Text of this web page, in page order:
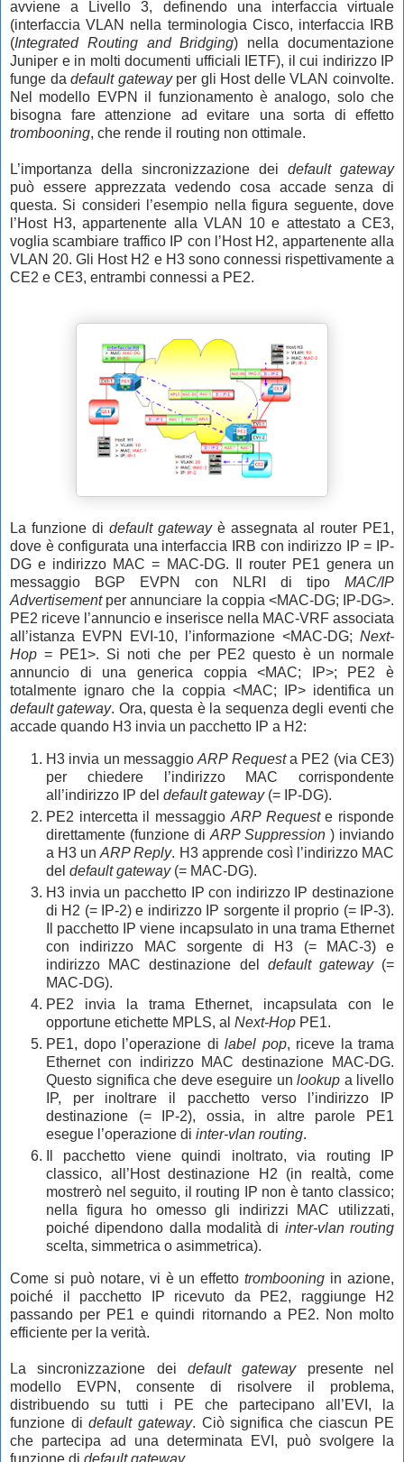
avviene a Livello 3, definendo una interfaccia virtuale
(interfaccia VLAN nella terminologia Cisco, interfaccia IRB
(Integrated Routing and Bridging) nella documentazione
Juniper e in molti documenti ufficiali IETF), il cui indirizzo IP
funge dadefault gatewayper gli Host delle VLAN coinvolte.
Nel modello EVPN il funzionamento è analogo, solo che
bisogna fare attenzione ad evitare una sorta di effetto
trombooning, che rende il routing non ottimale.
L’importanza della sincronizzazione dei default gateway
può essere apprezzata vedendo cosa accade senza di
questa. Si consideri l’esempio nella figura seguente, dove
l’Host H3, appartenente alla VLAN 10 e attestato a CE3,
voglia scambiare traffico IP con l’Host H2, appartenente alla
VLAN 20. Gli Host H2 e H3 sono connessi rispettivamente a
CE2 e CE3, entrambi connessi a PE2.
La funzione di default gatewayè assegnata al router PE1,
dove è configurata una interfaccia IRB con indirizzo IP = IP-
DG e indirizzo MAC = MAC-DG. Il router PE1 genera un
messaggio BGP EVPN con NLRI di tipo MAC/IP
Advertisementper annunciare la coppia <MAC-DG; IP-DG>.
PE2 riceve l’annuncio e inserisce nella MAC-VRF associata
all’istanza EVPN EVI-10, l’informazione <MAC-DG; Next-
Hop = PE1>. Si noti che per PE2 questo è un normale
annuncio di una generica coppia <MAC; IP>; PE2 è
totalmente ignaro che la coppia <MAC; IP> identifica un
default gateway. Ora, questa è la sequenza degli eventi che
accade quando H3 invia un pacchetto IP a H2:
H3 invia un messaggioARP Requesta PE2 (via CE3)
per chiedere l’indirizzo MAC corrispondente
all’indirizzo IP del default gateway(= IP-DG).
PE2 intercetta il messaggio ARP Requeste risponde
direttamente (funzione di ARPSuppression) inviando
a H3 unARP Reply. H3 apprende così l’indirizzo MAC
del default gateway (= MAC-DG).
H3 invia un pacchetto IP con indirizzo IP destinazione
di H2 (= IP-2) e indirizzo IP sorgente il proprio (= IP-3).
Il pacchetto IP viene incapsulato in una trama Ethernet
con indirizzo MAC sorgente di H3 (= MAC-3) e
indirizzo MAC destinazione del default gateway(=
MAC-DG).
PE2 invia la trama Ethernet, incapsulata con le
opportune etichette MPLS, al Next-Hop PE1.
PE1, dopo l’operazione di label pop, riceve la trama
Ethernet con indirizzo MAC destinazione MAC-DG.
Questo significa che deve eseguire un lookup a livello
IP, per inoltrare il pacchetto verso l’indirizzo IP
destinazione (= IP-2), ossia, in altre parole PE1
esegue l’operazione di inter-vlan routing.
Il pacchetto viene quindi inoltrato, via routing IP
classico, all’Host destinazione H2 (in realtà, come
mostrerò nel seguito, il routing IP non è tanto classico;
nella figura ho omesso gli indirizzi MAC utilizzati,
poiché dipendono dalla modalità di inter-vlan routing
scelta, simmetrica o asimmetrica).
Come si può notare, vi è un effettotrombooning in azione,
poiché il pacchetto IP ricevuto da PE2, raggiunge H2
passando per PE1 e quindi ritornando a PE2. Non molto
efficiente per la verità.
La sincronizzazione dei default gatewaypresente nel
modello EVPN, consente di risolvere il problema,
distribuendo su tutti i PE che partecipano all’EVI, la
funzione didefault gateway. Ciò significa che ciascun PE
che partecipa ad una determinata EVI, può svolgere la
funzione di default gateway.